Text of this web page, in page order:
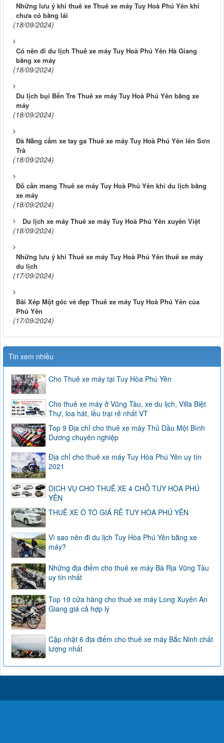
Những lưu ý khi thuê xe Thuê xe máy Tuy Hoà Phú Yên khi
chưa có bằng lái
(18/09/2024)
Có nên đi du lịch Thuê xe máy Tuy Hoà Phú Yên Hà Giang
bằng xe máy
(18/09/2024)
Du lịch bụi Bến Tre Thuê xe máy Tuy Hoà Phú Yên bằng xe
máy
(18/09/2024)
Đà Nẵng cấm xe tay ga Thuê xe máy Tuy Hoà Phú Yên lên Sơn
Trà
(18/09/2024)
Đồ cần mang Thuê xe máy Tuy Hoà Phú Yên khi du lịch bằng
xe máy
(18/09/2024)
Du lịch xe máy Thuê xe máy Tuy Hoà Phú Yên xuyên Việt
(18/09/2024)
Những lưu ý khi Thuê xe máy Tuy Hoà Phú Yên thuê xe máy
du lịch
(17/09/2024)
Bãi Xép Một góc vẻ đẹp Thuê xe máy Tuy Hoà Phú Yên của
Phú Yên
(17/09/2024)
Tin xem nhiều
Cho Thuê xe máy tại Tuy Hòa Phú Yên
Cho thuê xe máy ở Vũng Tàu, xe du lịch, Villa Biệt
Thự, loa hát, lều trại rẻ nhất VT
Top 9 Địa chỉ cho thuê xe máy Thủ Dầu Một Bình
Dương chuyên nghiệp
Địa chỉ cho thuê xe máy Tuy Hòa Phú Yên uy tín
2021
DỊCH VỤ CHO THUÊ XE 4 CHỖ TUY HÒA PHÚ
YÊN
THUÊ XE Ô TÔ GIÁ RẺ TUY HÒA PHÚ YÊN
Vì sao nên đi du lịch Tuy Hòa Phú Yên bằng xe
máy?
Những địa điểm cho thuê xe máy Bà Rịa Vũng Tàu
uy tín nhất
Top 10 cửa hàng cho thuê xe máy Long Xuyên An
Giang giá cả hợp lý
Cập nhật 6 địa điểm cho thuê xe máy Bắc Ninh chất
lượng nhất